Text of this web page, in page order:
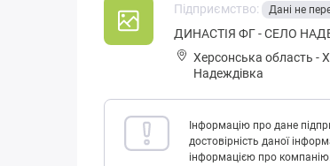
Підприємство: Дані не
ДИНАСТІЯ ФГ - СЕЛО
Херсонська область -
Надеждівка
Інформацію про дане
достовірність даної
інформацією про